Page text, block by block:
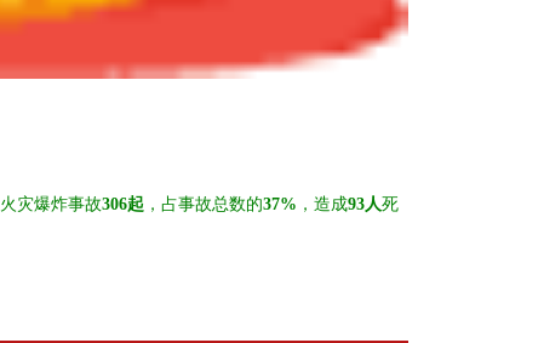
火灾爆炸事故306起 ，占事故总数的37% ，造成93人死